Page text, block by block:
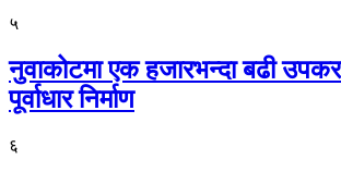
५
नुवाकोटमा एक हजारभन्दा बढी
पूर्वाधार निर्माण
६